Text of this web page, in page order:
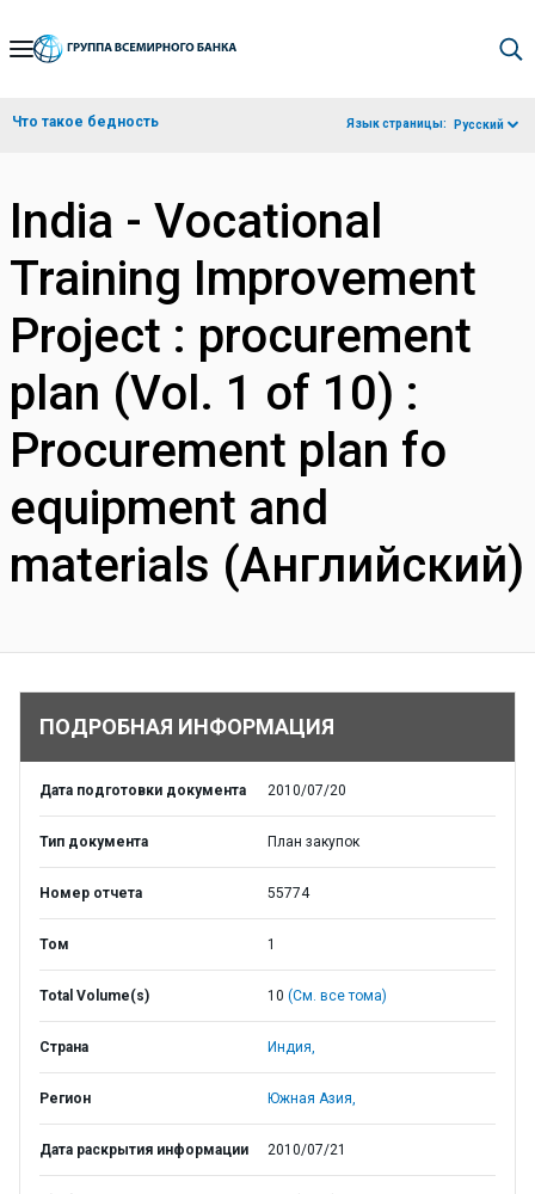
Skip
Navigation
Что такое бедность Язык страницы: Русский
India - Vocational
Training Improvement
Project : procurement
plan (Vol. 1 of 10) :
Procurement plan fo
equipment and
materials (Английский)
ПОДРОБНАЯ ИНФОРМАЦИЯ
Дата подготовки документа 2010/07/20
Тип документа План закупок
Номер отчета 55774
Том 1
Total Volume(s) 10 (См. все тома)
Страна Индия,
Регион Южная Азия,
Дата раскрытия информации 2010/07/21